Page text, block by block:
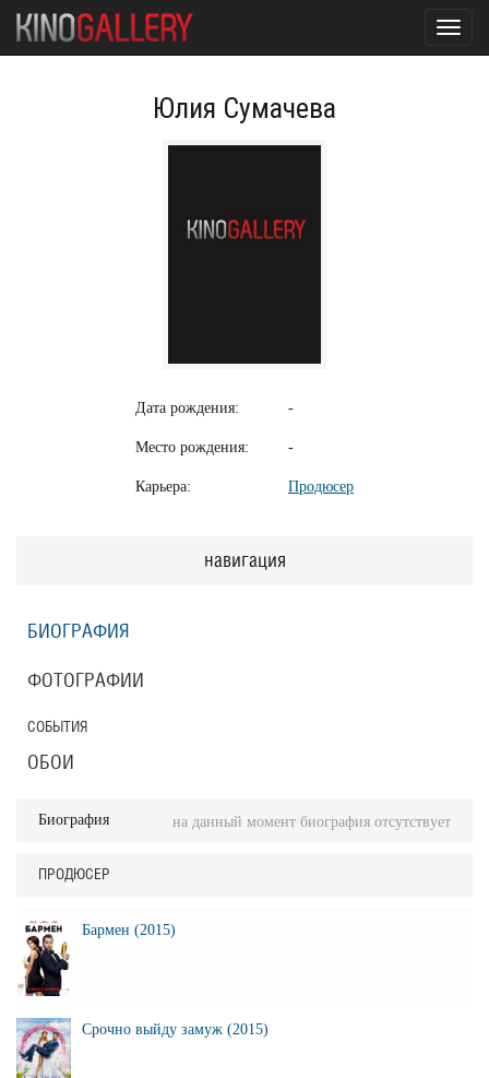
Юлия Сумачева
Дата рождения: -
Место рождения: -
Карьера: Продюсер
навигация
БИОГРАФИЯ
ФОТОГРАФИИ
СОБЫТИЯ
ОБОИ
Биография на данный момент биография отсутствует
ПРОДЮСЕР
Бармен (2015)
Срочно выйду замуж (2015)